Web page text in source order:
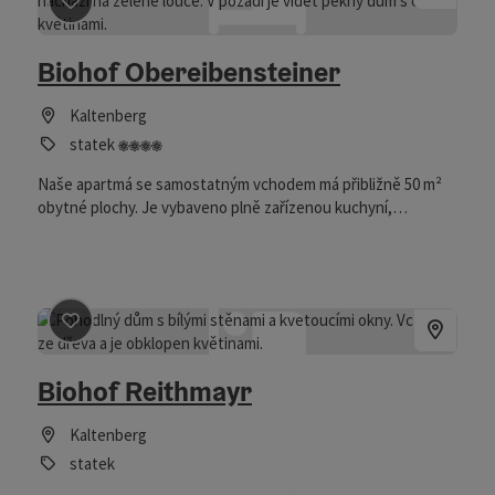
Označit příspěvek
Biohof Obereibensteiner
Kaltenberg
statek
4 květiny
Naše apartmá se samostatným vchodem má přibližně 50 m²
obytné plochy. Je vybaveno plně zařízenou kuchyní,
vlastnoručně upečeným chlebem. K uvolnění po namáhavé
túře je k dispozici velká zahrada s místem na
grilování/táborák.
Označit příspěvek: Biohof Reithmayr
Biohof Reithmayr
Kaltenberg
statek